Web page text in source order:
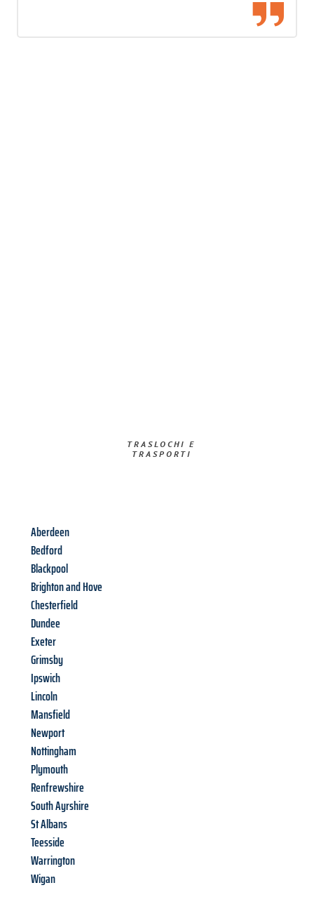
TRASLOCHI E
TRASPORTI​
Aberdeen
Bedford
Blackpool
Brighton and Hove
Chesterfield
Dundee
Exeter
Grimsby
Ipswich
Lincoln
Mansfield
Newport
Nottingham
Plymouth
Renfrewshire
South Ayrshire
St Albans
Teesside
Warrington
Wigan